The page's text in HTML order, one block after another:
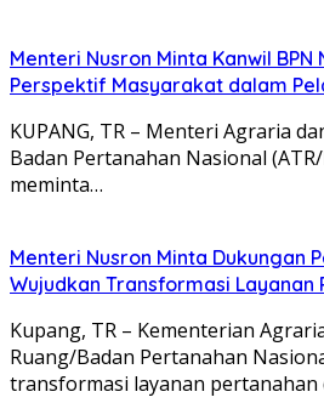
Menteri Nusron Minta Kanwil BPN
Perspektif Masyarakat dalam
KUPANG, TR – Menteri Agraria
Badan Pertanahan Nasional
meminta…
Menteri Nusron Minta Dukungan
Wujudkan Transformasi Layanan
Kupang, TR – Kementerian
Ruang/Badan Pertanahan
transformasi layanan pertanahan